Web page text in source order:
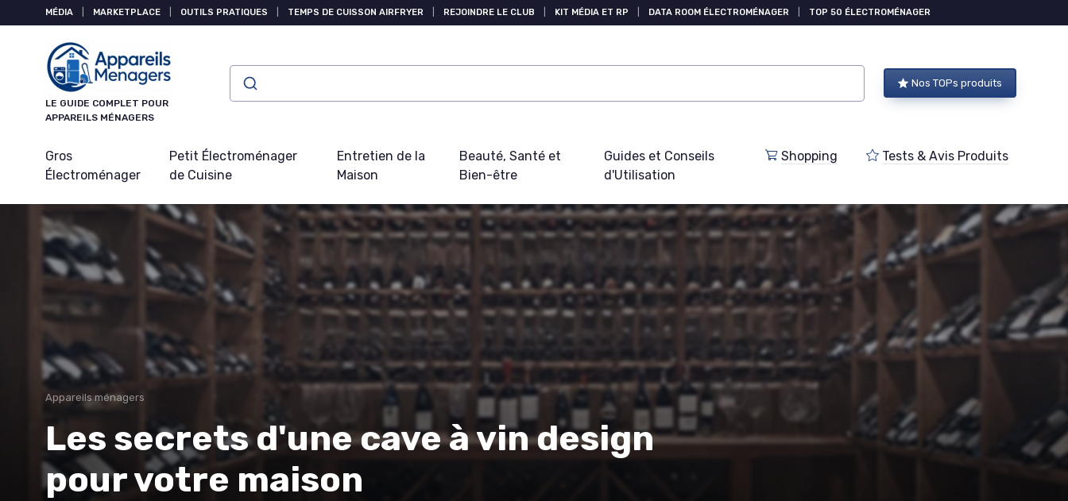
MÉDIA MARKETPLACE OUTILS PRATIQUES TEMPS DE CUISSON AIRFRYER REJOINDRE LE CLUB KIT MÉDIA ET RP DATA ROOM ÉLECTROMÉNAGER TOP 50 ÉLECTROMÉNAGER
LE GUIDE COMPLET POUR
APPAREILS MÉNAGERS
Nos TOPs produits
Gros
Électroménager
Petit Électroménager
de Cuisine
Entretien de la
Maison
Beauté, Santé et
Bien-être
Guides et Conseils
d'Utilisation
Shopping Tests & Avis Produits
Appareils ménagers
Les secrets d'une cave à vin design
pour votre maison
Panneau de gestion des cookies